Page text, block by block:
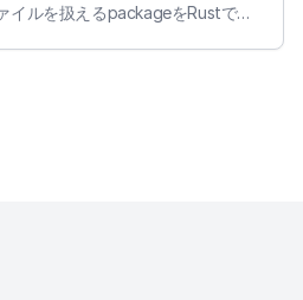
GCSやNFSのファイルを扱えるpackageをRustで実装しました。